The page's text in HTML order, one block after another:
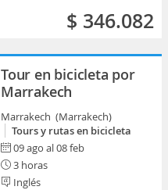
$ 346.082
Tour en bicicleta por
Marrakech
Marrakech (Marrakech)
Tours y rutas en bicicleta
09 ago al 08 feb
3 horas
Inglés